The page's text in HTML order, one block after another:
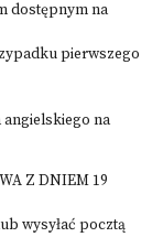
dostępnym na
pierwszego
na
Z DNIEM 19
wysyłać pocztą